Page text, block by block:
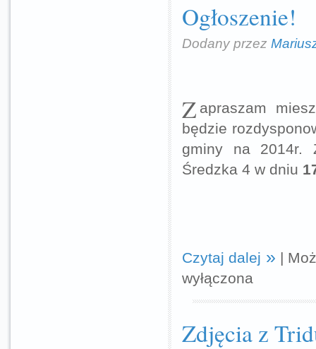
Ogłoszenie!
Dodany przez
Z apraszam
będzie
gminy na 2014r.
Średzka 4 w dniu
Czytaj dalej |
wyłączona
Zdjęcia z